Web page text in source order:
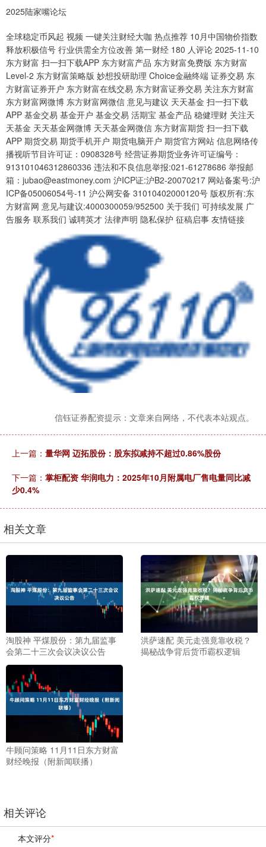
2025陆家嘴论坛
全球稳定币风起 视频 一键关注财经大咖 热点推荐 10月中国物价指数
释放积极信号 行业供需全方位改善 第一财经 180 人评论 2025-11-10
东方财富 扫一扫下载APP 东方财富产品 东方财富免费版 东方财富
Level-2 东方财富策略版 妙想投研助理 Choice金融终端 证券交易 东
方财富证券开户 东方财富在线交易 东方财富证券交易 关注东方财富
东方财富网微博 东方财富网微信 意见与建议 天天基金 扫一扫下载
APP 基金交易 基金开户 基金交易 活期宝 基金产品 稳健理财 关注天
天基金 天天基金网微博 天天基金网微信 东方财富期货 扫一扫下载
APP 期货交易 期货手机开户 期货电脑开户 期货官方网站 信息网络传
播视听节目许可证：0908328号 经营证券期货业务许可证编号：
913101046312860336 违法和不良信息举报:021-61278686 举报邮
箱：jubao@eastmoney.com 沪ICP证:沪B2-20070217 网站备案号:沪
ICP备05006054号-11 沪公网安备 31010402000120号 版权所有:东
方财富网 意见与建议:4000300059/952500 关于我们 可持续发展 广
告服务 联系我们 诚聘英才 法律声明 隐私保护 征稿启事 友情链接
信钰证券配资提示：文章来自网络，不代表本站观点。
上一篇： 量华网 迈拓股份：股东拟减持不超过0.86%股份
下一篇： 掌柜配资 华润电力：2025年10月附属电厂售电量同比减
少0.4%
相关文章
淘股神 平煤股份：第九届监事
会第二十三次会议决议公告
洪萨速配 美元走强竟靠收税？
揭秘战争背后货币霸权逻辑
牛顾问策略 11月11日东方财富
财经晚报（附新闻联播）
相关评论
本文评分*